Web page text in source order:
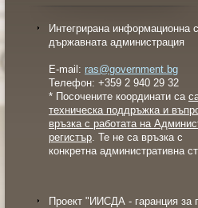
Интегрирана информационна
държавната администрация
E-mail: ras@government.bg
Телефон: +359 2 940 29 32
* Посочените координати са
техническа поддръжка и
връзка с работата на
регистър. Те не са връзка с
конкретна административна
Проект "ИИСДА - гаранция за